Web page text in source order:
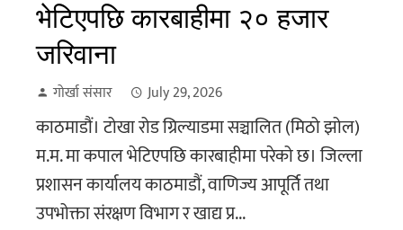
भेटिएपछि कारबाहीमा २० हजार
जरिवाना
गोर्खा संसार July 29, 2026
काठमाडौं। टोखा रोड ग्रिल्याडमा सञ्चालित (मिठो झोल)
म.म. मा कपाल भेटिएपछि कारबाहीमा परेको छ। जिल्ला
प्रशासन कार्यालय काठमाडौं, वाणिज्य आपूर्ति तथा
उपभोक्ता संरक्षण विभाग र खाद्य प्र...